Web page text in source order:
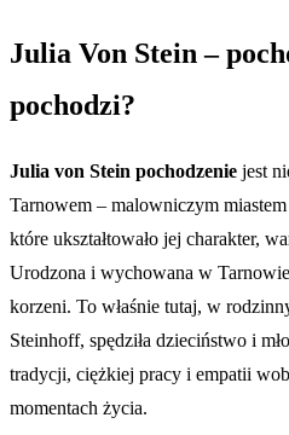
Julia Von Stein –
pochodzi?
Julia von Stein pochodzenie jest
Tarnowem – malowniczym
które ukształtowało jej charakter,
Urodzona i wychowana w
korzeni. To właśnie tutaj, w
Steinhoff, spędziła dzieciństwo i
tradycji, ciężkiej pracy i empatii
momentach życia.